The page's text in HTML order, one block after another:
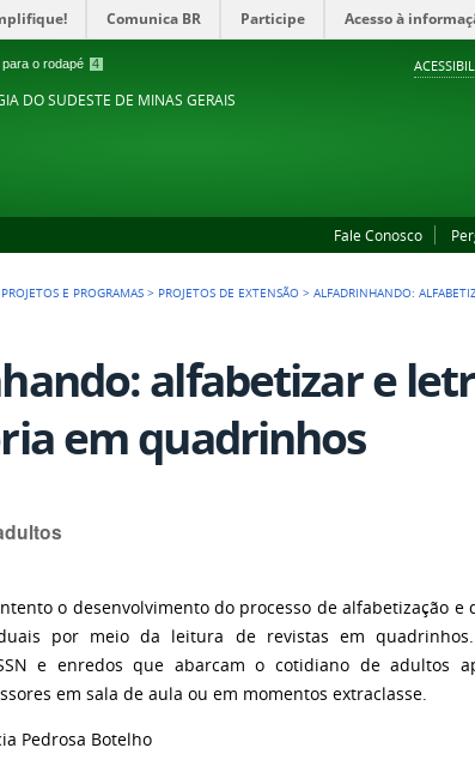
para o rodapé 4
Comunica BR Participe Acesso à
DO SUDESTE DE MINAS GERAIS
Fale Conosco
PROJETOS E PROGRAMAS > PROJETOS DE EXTENSÃO >ALFADRINHANDO:
alfabetizar e
em quadrinhos
o desenvolvimento do processo de alfabetização
por meio da leitura de revistas em
e enredos que abarcam o cotidiano de adultos
em sala de aula ou em momentos extraclasse.
Pedrosa Botelho